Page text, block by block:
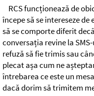
RCS funcționează de
începe să se intereseze
să se comporte diferit
conversația revine la
refuză să fie trimis sau
plecat așa cum ne
întrebarea ce este un
dacă dorim să trimitem